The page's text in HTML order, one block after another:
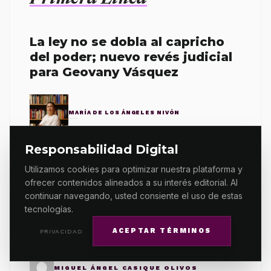
Responsabilidad Digital
Utilizamos cookies para optimizar nuestra plataforma y
ofrecer contenidos alineados a su interés editorial. Al
continuar navegando, usted consiente el uso de estas
tecnologías.
PRIVACIDAD ACEPTAR TÉRMINOS
La ley no se dobla al capricho
del poder; nuevo revés judicial
para Geovany Vásquez
MARÍA DE LOS ÁNGELES NIVÓN
Firmas de Autoridad
MIGUEL ÁNGEL CASIQUE OLIVOS